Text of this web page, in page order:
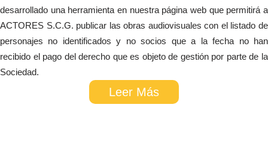
desarrollado una herramienta en nuestra página web que permitirá a
ACTORES S.C.G. publicar las obras audiovisuales con el listado de
personajes no identificados y no socios que a la fecha no han
recibido el pago del derecho que es objeto de gestión por parte de la
Sociedad.
Leer Más